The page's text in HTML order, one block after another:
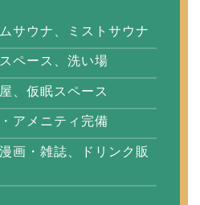
サウナ、ミストサウナ
ペース、洗い場
、仮眠スペース
アメニティ完備
画・雑誌、ドリンク販